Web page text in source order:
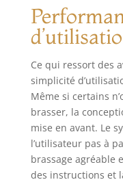
Ce qui ressort des
simplicité
Même si certains
brasser, la
mise en avant. Le
l’utilisateur pas à
brassage agréable
des instructions et